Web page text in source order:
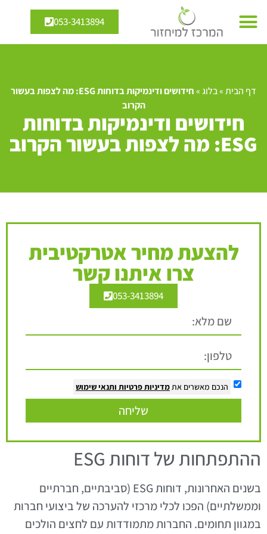
053-3413894
דף הבית»בלוג»
חידושים ודינמיקות בדוחות ESG: מה לצפות בעשור
הקרוב
חידושים ודינמיקות בדוחות
ESG: מה לצפות בעשור הקרוב
להצעת מחיר אטרקטיבית
צרו איתנו קשר
053-3413894
הנכם מאשרים את מדיניות פרטיות ותנאי שימוש
שליחה
ההתפתחות של דוחות ESG
בשנים האחרונות, דוחות ESG (סביבתיים, חברתיים
וממשלתיים) הפכו לכלי מרכזי להערכה של ביצועי חברות
במגוון תחומים. החברות מתמודדות עם לחצים הולכים